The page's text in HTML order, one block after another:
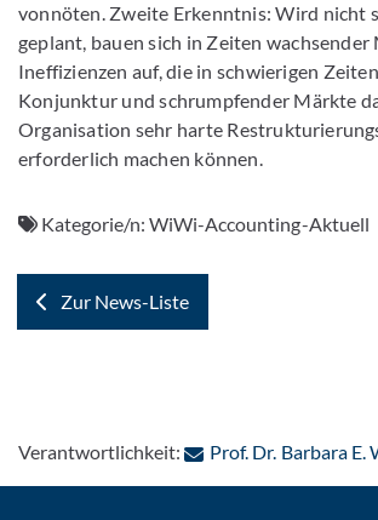
vonnöten. Zweite Erkenntnis: Wird nicht
geplant, bauen sich in Zeiten wachsender
Ineffizienzen auf, die in schwierigen
Konjunktur und schrumpfender Märkte
Organisation sehr harte
erforderlich machen können.
Kategorie/n:WiWi-Accounting-Aktuell
Zur News-Liste
Verantwortlichkeit: Prof. Dr. Barbara E.